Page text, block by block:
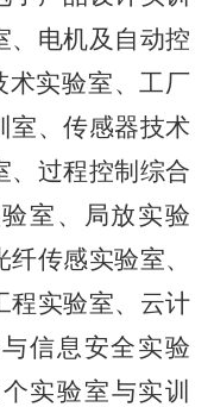
、电机及自动控
术实验室、工厂
室、传感器技术
、过程控制综合
室、局放实验
传感实验室、
程实验室、云计
信息安全实验
实验室与实训